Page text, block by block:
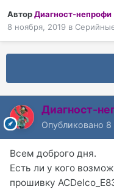
АвторДиагност-непрофи
8 ноября, 2019 в
Диагност-
Опубликовано 8
Всем доброго дня.
Есть ли у кого
прошивку